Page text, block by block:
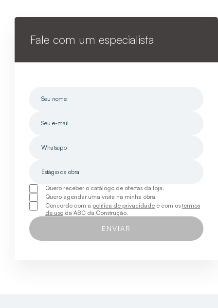
Fale com um especialista
Quero receber o catálogo de ofertas da loja.
Quero agendar uma visita na minha obra.
Concordo com a política de privacidade e com ostermos
de uso da ABC da Construção.